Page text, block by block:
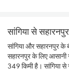
सांगिया से
सांगिया और सहारनपुर
सहारनपुर के लिए
349 किमी है। सांगिया